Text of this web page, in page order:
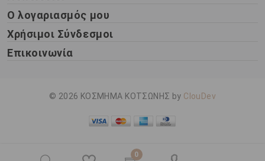
0
Ο λογαριασμός μου
Χρήσιμοι Σύνδεσμοι
Επικοινωνία
© 2026 ΚΟΣΜΗΜΑ ΚΟΤΣΩΝΗΣ by ClouDev